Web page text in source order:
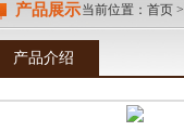
产品展示当前位置： 首页
产品介绍